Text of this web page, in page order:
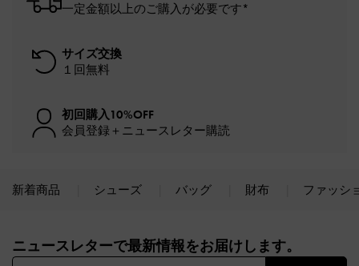
一定金額以上のご購入が必要です*
サイズ交換
１回無料
初回購入10%OFF
会員登録＋ニュースレター購読
新着商品 シューズ バッグ 財布 ファッシ
ニュースレターで最新情報をお届けします。​